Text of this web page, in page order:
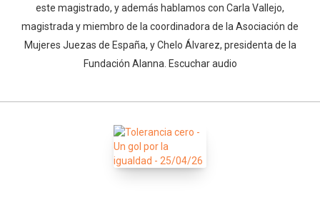
este magistrado, y además hablamos con Carla Vallejo,
magistrada y miembro de la coordinadora de la Asociación de
Mujeres Juezas de España, y Chelo Álvarez, presidenta de la
Fundación Alanna. Escuchar audio